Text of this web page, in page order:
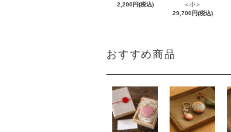
2,200円(税込)
＜小＞
29,700円(税込)
おすすめ商品